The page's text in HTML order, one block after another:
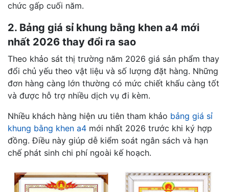
chức gấp cuối năm.
2. Bảng giá sỉ khung bằng khen a4 mới
nhất 2026 thay đổi ra sao
Theo khảo sát thị trường năm 2026 giá sản phẩm thay
đổi chủ yếu theo vật liệu và số lượng đặt hàng. Những
đơn hàng càng lớn thường có mức chiết khấu càng tốt
và được hỗ trợ nhiều dịch vụ đi kèm.
Nhiều khách hàng hiện ưu tiên tham khảo bảng giá sỉ
khung bằng khen a4 mới nhất 2026 trước khi ký hợp
đồng. Điều này giúp dễ kiểm soát ngân sách và hạn
chế phát sinh chi phí ngoài kế hoạch.